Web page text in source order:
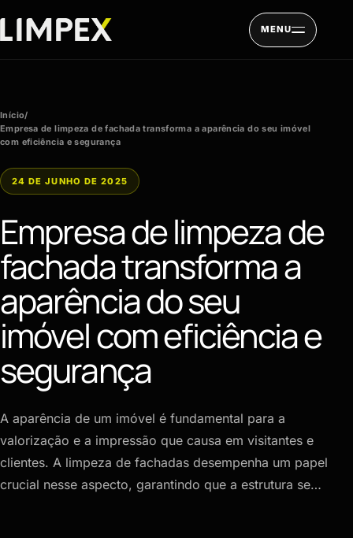
MENU
Início/
Empresa de limpeza de fachada transforma a aparência do seu imóvel
com eficiência e segurança
24 DE JUNHO DE 2025
Empresa de limpeza de
fachada transforma a
aparência do seu
imóvel com eficiência e
segurança
A aparência de um imóvel é fundamental para a
valorização e a impressão que causa em visitantes e
clientes. A limpeza de fachadas desempenha um papel
crucial nesse aspecto, garantindo que a estrutura se…